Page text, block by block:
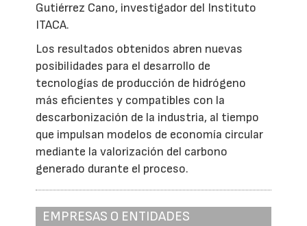
Gutiérrez Cano, investigador del Instituto
ITACA.
Los resultados obtenidos abren nuevas
posibilidades para el desarrollo de
tecnologías de producción de hidrógeno
más eficientes y compatibles con la
descarbonización de la industria, al tiempo
que impulsan modelos de economía circular
mediante la valorización del carbono
generado durante el proceso.
EMPRESAS O ENTIDADES